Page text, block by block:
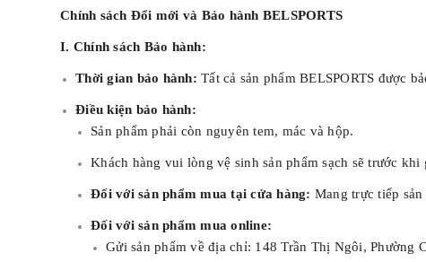
Chính sách Đổi mới và Bảo hành BELSPORTS
I. Chính sách Bảo hành:
Thời gian bảo hành: Tất cả sản phẩm BELSPORTS được
Điều kiện bảo hành:
Sản phẩm phải còn nguyên tem, mác và hộp.
Khách hàng vui lòng vệ sinh sản phẩm sạch sẽ trước khi
Đối với sản phẩm mua tại cửa hàng: Mang trực tiếp sản
Đối với sản phẩm mua online:
Gửi sản phẩm về địa chỉ: 148 Trần Thị Ngôi, Phường